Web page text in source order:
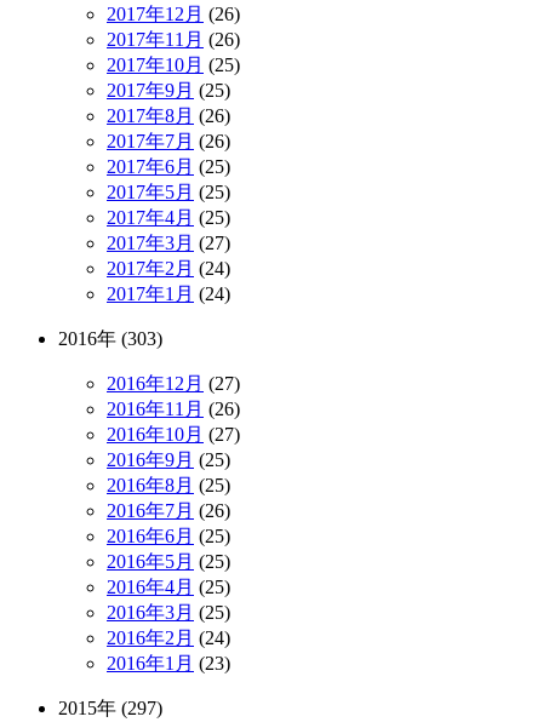
2017年12月 (26)
2017年11月 (26)
2017年10月 (25)
2017年9月 (25)
2017年8月 (26)
2017年7月 (26)
2017年6月 (25)
2017年5月 (25)
2017年4月 (25)
2017年3月 (27)
2017年2月 (24)
2017年1月 (24)
2016年 (303)
2016年12月 (27)
2016年11月 (26)
2016年10月 (27)
2016年9月 (25)
2016年8月 (25)
2016年7月 (26)
2016年6月 (25)
2016年5月 (25)
2016年4月 (25)
2016年3月 (25)
2016年2月 (24)
2016年1月 (23)
2015年 (297)